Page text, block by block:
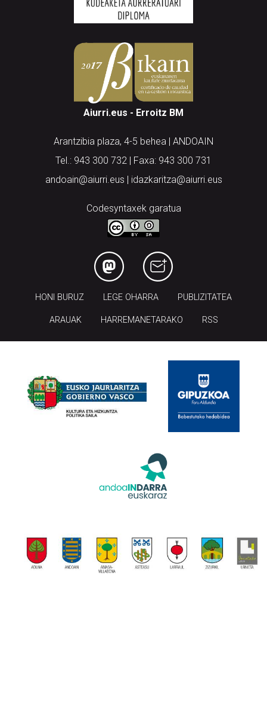
Aiurri.eus - Erroitz BM
Arantzibia plaza, 4-5 behea | ANDOAIN
Tel.: 943 300 732 | Faxa: 943 300 731
andoain@aiurri.eus | idazkaritza@aiurri.eus
Codesyntaxek garatua
LEGE OHARRA
ARAUAK HARREMANETARAKO RSS